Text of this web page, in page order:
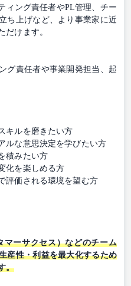
ィング責任者やPL管理、チー
ち上げなど、より事業家に近
だけます。
グ責任者や事業開発担当、起
キルを磨きたい方
ルな意思決定を学びたい方
積みたい方
化を楽しめる方
評価される環境を望む方
マーサクセス）などのチーム
産性・利益を最大化するため
。